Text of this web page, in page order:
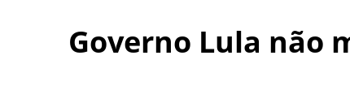
Governo Lula não